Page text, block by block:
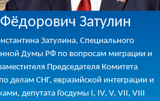
Затулин
Затулина, Специального
Думы РФ по вопросам миграции и
Председателя Комитета
делам СНГ, евразийской интеграции и
депутата Госдумы I, IV, V, VII, VIII